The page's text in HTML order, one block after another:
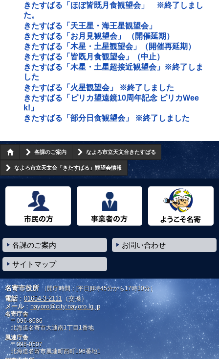
きたすばる「ほぼ皆既月食観望会」 ※終了しまし
た。
きたすばる「天王星・海王星観望会」
きたすばる「お月見観望会」 （開催延期）
きたすばる「木星・土星観望会」（開催再延期）
きたすばる「皆既月食観望会」（中止）
きたすばる「木星・土星超接近観望会」※終了しま
した
きたすばる「火星観望会」 ※終了しました
きたすばる「ピリカ望遠鏡10周年記念 ピリカWee
k!」
きたすばる「部分日食観望会」 ※終了しました
各課のご案内 なよろ市立天文台きたすばる
なよろ市立天文台「きたすばる」観望会情報
各課のご案内 お問い合わせ
サイトマップ
名寄市役所 （開庁時間：[平日]8時45分から17時30分）
電話： 01654-3-2111 （交換）
メール： nayoro@city.nayoro.lg.jp
名寄庁舎
〒096-8686
北海道名寄市大通南1丁目1番地
風連庁舎
〒098-0507
北海道名寄市風連町西町196番地1